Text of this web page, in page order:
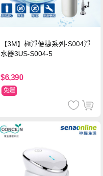
【3M】極淨便捷系列-S004淨
水器3US-S004-5
$6,390
免運